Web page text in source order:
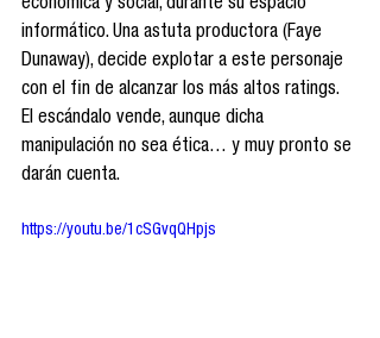
económica y social, durante su espacio
informático. Una astuta productora (Faye
Dunaway), decide explotar a este personaje
con el fin de alcanzar los más altos ratings.
El escándalo vende, aunque dicha
manipulación no sea ética… y muy pronto se
darán cuenta.
https://youtu.be/1cSGvqQHpjs